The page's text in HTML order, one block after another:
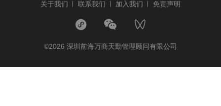
关于我们 联系我们 加入我们 免责声明
©2026 深圳前海万商天勤管理顾问有限公司